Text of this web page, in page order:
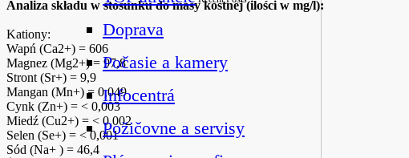
Doprava
Počasie a kamery
Infocentrá
Požičovne a servisy
Analiza składu w stosunku do masy kostnej (ilości w mg/l):
Kationy:
Wapń (Ca2+) = 606
Magnez (Mg2+) = 97,8
Stront (Sr+) = 9,9
Mangan (Mn+) = 0,049
Cynk (Zn+) = < 0,003
Miedź (Cu2+) = < 0,002
Selen (Se+) = < 0,001
Sód (Na+ ) = 46,4